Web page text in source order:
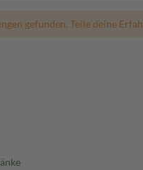
gefunden. Teile deine